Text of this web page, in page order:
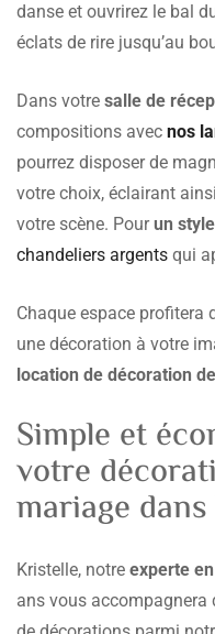
danse et ouvrirez le bal
éclats de rire jusqu’au
Dans votre salle de
compositions avec nos
pourrez disposer de
votre choix, éclairant
votre scène. Pourun
chandeliers argents qui
Chaque espace profitera
une décoration à votre
location de décoration
Simple et
votre
mariage
Kristelle, notre experte
ans vous accompagnera